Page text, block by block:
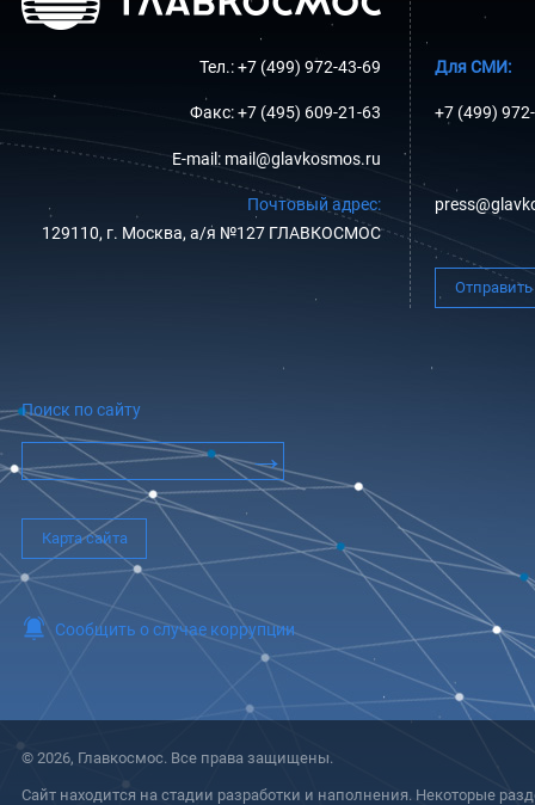
Тел.: +7 (499) 972-43-69
Факс: +7 (495) 609-21-63
E-mail: mail@glavkosmos.ru
Почтовый адрес:
129110, г. Москва, а/я №127 ГЛАВКОСМОС
Для СМИ:
+7 (499)
Поиск по сайту
Карта сайта
Сообщить о случае коррупции
© 2026, Главкосмос. Все права защищены.
Сайт находится на стадии разработки и наполнения. Некоторые